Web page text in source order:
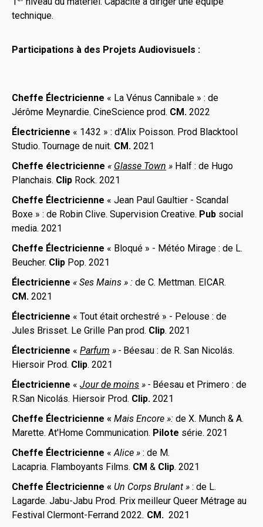
technique.
Participations à des Projets Audiovisuels :
Cheffe Électricienne « La Vénus Cannibale » : de
Jérôme Meynardie. CineScience prod. CM. 2022
Électricienne « 1432 » : d'Alix Poisson. Prod Blacktool
Studio. Tournage de nuit. CM. 2021
Cheffe électricienne « Glasse Town » Half : de Hugo
Planchais. Clip Rock. 2021
Cheffe Électricienne « Jean Paul Gaultier - Scandal
Boxe » : de Robin Clive. Supervision Creative. Pub social
media. 2021
Cheffe Électricienne « Bloqué » - Météo Mirage : de L.
Beucher. Clip Pop. 2021
Électricienne « Ses Mains » : de C. Mettman. EICAR.
CM. 2021
Électricienne « Tout était orchestré » - Pelouse : de
Jules Brisset. Le Grille Pan prod. Clip. 2021
Électricienne « Parfum » - Béesau : de R. San Nicolás.
Hiersoir Prod. Clip. 2021
Électricienne « Jour de moins » - Béesau et Primero : de
R.San Nicolás. Hiersoir Prod. Clip. 2021
Cheffe Électricienne « Mais Encore »: de X. Munch & A.
Marette. At'Home Communication. Pilote série. 2021
Cheffe Électricienne « Alice » : de M.
Lacapria. Flamboyants Films. CM & Clip. 2021
Cheffe Électricienne « Un Corps Brulant » : de L.
Lagarde. Jabu-Jabu Prod. Prix meilleur Queer Métrage au
Festival Clermont-Ferrand 2022. CM. 2021